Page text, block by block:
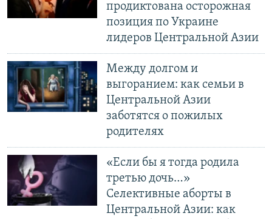
продиктована осторожная
позиция по Украине
лидеров Центральной Азии
Между долгом и
выгоранием: как семьи в
Центральной Азии
заботятся о пожилых
родителях
«Если бы я тогда родила
третью дочь…»
Селективные аборты в
Центральной Азии: как